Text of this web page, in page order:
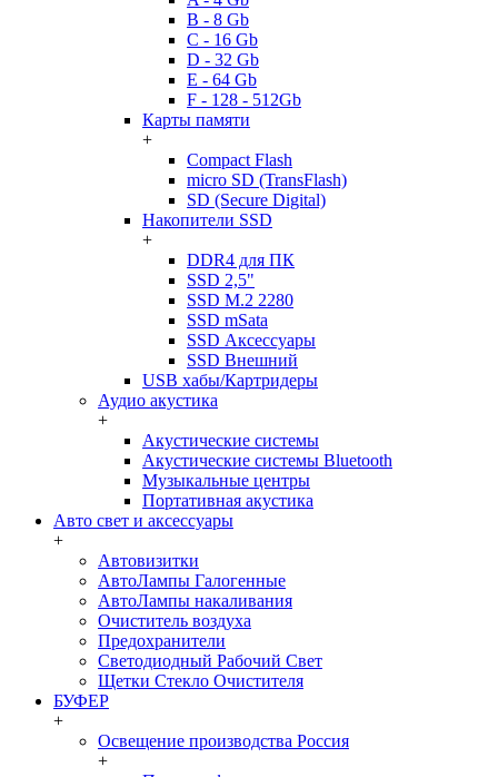
B - 8 Gb
C - 16 Gb
D - 32 Gb
E - 64 Gb
F - 128 - 512Gb
Карты памяти
+
Compact Flash
micro SD (TransFlash)
SD (Secure Digital)
Накопители SSD
+
DDR4 для ПК
SSD 2,5"
SSD M.2 2280
SSD mSata
SSD Аксессуары
SSD Внешний
USB хабы/Картридеры
Аудио акустика
+
Акустические системы
Акустические системы Bluetooth
Музыкальные центры
Портативная акустика
Авто свет и аксессуары
+
Автовизитки
АвтоЛампы Галогенные
АвтоЛампы накаливания
Очиститель воздуха
Предохранители
Светодиодный Рабочий Свет
Щетки Стекло Очистителя
БУФЕР
+
Освещение производства Россия
+